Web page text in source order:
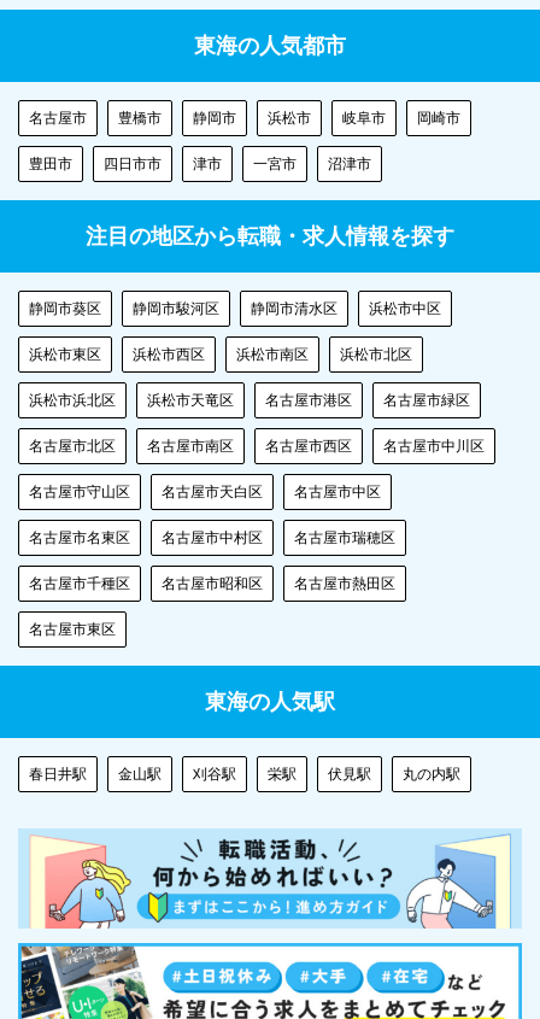
東海の人気都市
名古屋市 豊橋市 静岡市 浜松市 岐阜市 岡崎市
豊田市 四日市市 津市 一宮市 沼津市
注目の地区から転職・求人情報を探す
静岡市葵区 静岡市駿河区 静岡市清水区 浜松市中区
浜松市東区 浜松市西区 浜松市南区 浜松市北区
浜松市浜北区 浜松市天竜区 名古屋市港区 名古屋市緑区
名古屋市北区 名古屋市南区 名古屋市西区 名古屋市中川区
名古屋市守山区 名古屋市天白区 名古屋市中区
名古屋市名東区 名古屋市中村区 名古屋市瑞穂区
名古屋市千種区 名古屋市昭和区 名古屋市熱田区
名古屋市東区
東海の人気駅
春日井駅 金山駅 刈谷駅 栄駅 伏見駅 丸の内駅